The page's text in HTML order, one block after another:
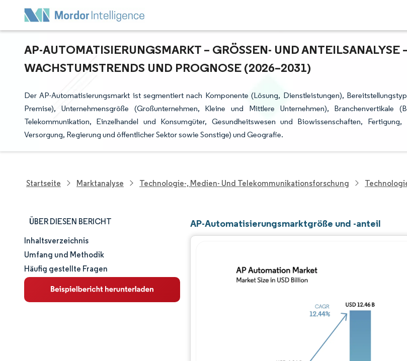
AP-AUTOMATISIERUNGSMARKT – GRÖSSEN- UND ANTEILSANALYSE –
ACHSTUMSTRENDS UND PROGNOSE (2026–2031)
Der AP-Automatisierungsmarkt ist segmentiert nach Komponente (Lösung, Dienstleistungen),
Premise), Unternehmensgröße (Großunternehmen, Kleine und Mittlere Unternehmen), Branchenvertikale
Telekommunikation, Einzelhandel und Konsumgüter, Gesundheitswesen und Biowissenschaften,
Versorgung, Regierung und öffentlicher Sektor sowie Sonstige) und Geografie.
Startseite Marktanalyse Technologie-, Medien- Und Telekommunikationsforschung
ÜBER DIESEN BERICHT
Marktgröße und -anteil
Marktanalyse
Trends und Einblicke
Inhaltsverzeichnis
Umfang und Methodik
Häufig gestellte Fragen
AP-Automatisierungsmarktgröße und -anteil